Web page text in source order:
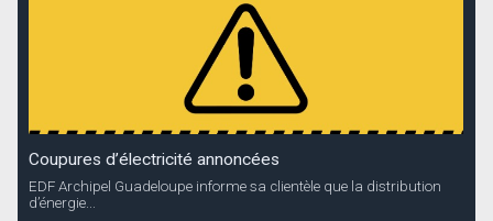
Coupures d’électricité annoncées
EDF Archipel Guadeloupe informe sa clientèle que la distribution
d’énergie...